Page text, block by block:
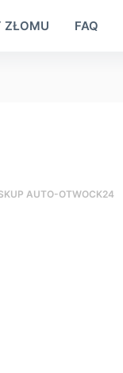
ZŁOMU FAQ
AUTO-OTWOCK24